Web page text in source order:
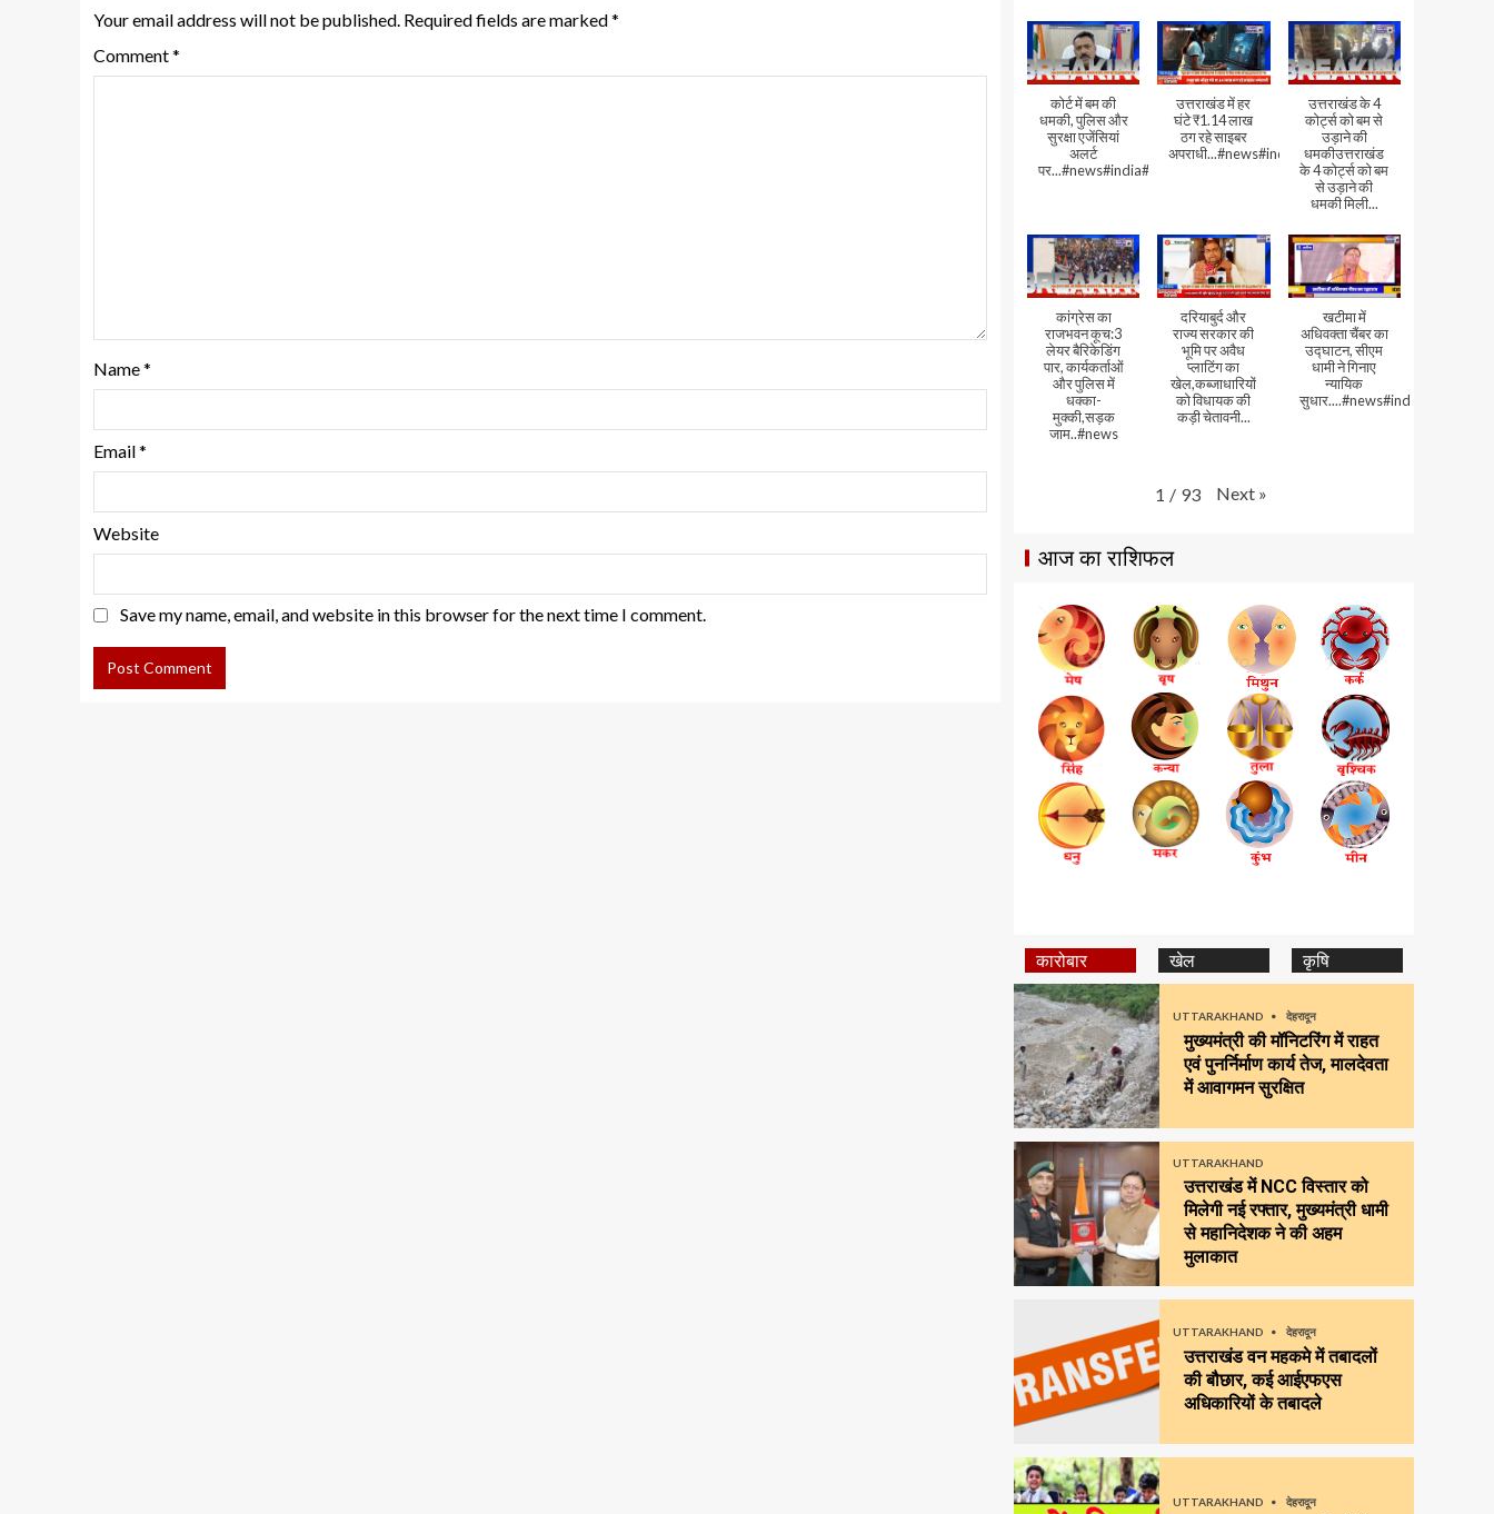
Your email address will not be published. Required fields are marked*
Comment*
Name*
Email*
Website
Save my name, email, and website in this browser for the next time I comment.
कोर्ट में बम की
धमकी, पुलिस और
सुरक्षा एजेंसियां
अलर्ट
पर...#news#india#video#viral
उत्तराखंड में हर
घंटे ₹1.14 लाख
ठग रहे साइबर
अपराधी...#news#india#video#viral
उत्तराखंड के 4
कोर्ट्स को बम से
उड़ाने की
धमकीउत्तराखंड
के 4 कोर्ट्स को बम
से उड़ाने की
धमकी मिली...
कांग्रेस का
राजभवन कूच:3
लेयर बैरिकेडिंग
पार, कार्यकर्ताओं
और पुलिस में
धक्का-
मुक्की,सड़क
जाम..#news
दरियाबुर्द और
राज्य सरकार की
भूमि पर अवैध
प्लाटिंग का
खेल,कब्जाधारियों
को विधायक की
कड़ी चेतावनी...
खटीमा में
अधिवक्ता चैंबर का
उद्घाटन, सीएम
धामी ने गिनाए
न्यायिक
सुधार....#news#india#video
1 / 93 Next »
आज का राशिफल
कारोबार खेल कृषि
UTTARAKHAND देहरादून
मुख्यमंत्री की मॉनिटरिंग में राहत
एवं पुनर्निर्माण कार्य तेज, मालदेवता
में आवागमन सुरक्षित
UTTARAKHAND
उत्तराखंड में NCC विस्तार को
मिलेगी नई रफ्तार, मुख्यमंत्री धामी
से महानिदेशक ने की अहम
मुलाकात
UTTARAKHAND देहरादून
उत्तराखंड वन महकमे में तबादलों
की बौछार, कई आईएफएस
अधिकारियों के तबादले
UTTARAKHAND देहरादून